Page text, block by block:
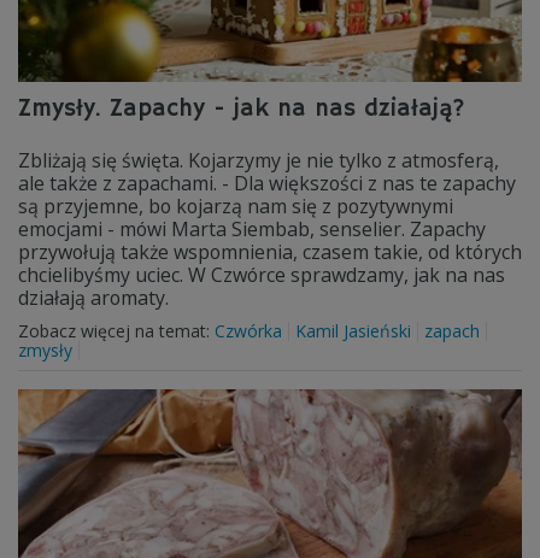
Zmysły. Zapachy - jak na nas działają?
Zbliżają się święta. Kojarzymy je nie tylko z atmosferą,
ale także z zapachami. - Dla większości z nas te zapachy
są przyjemne, bo kojarzą nam się z pozytywnymi
emocjami - mówi Marta Siembab, senselier. Zapachy
przywołują także wspomnienia, czasem takie, od których
chcielibyśmy uciec. W Czwórce sprawdzamy, jak na nas
działają aromaty.
Zobacz więcej na temat: Czwórka Kamil Jasieński
zapach
zmysły